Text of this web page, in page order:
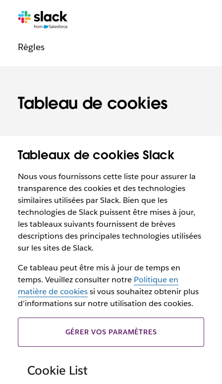
Tableau de cookies
Navigation
légale
Pages
Règlessupplémentaires
Tableaux de cookies Slack
Nous vous fournissons cette liste pour assurer la
transparence des cookies et des technologies
similaires utilisées par Slack. Bien que les
technologies de Slack puissent être mises à jour,
les tableaux suivants fournissent de brèves
descriptions des principales technologies utilisées
sur les sites de Slack.
Ce tableau peut être mis à jour de temps en
temps. Veuillez consulter notre Politique en
matière de cookiessi vous souhaitez obtenir plus
d’informations sur notre utilisation des cookies.
GÉRER VOS PARAMÈTRES
Cookie List